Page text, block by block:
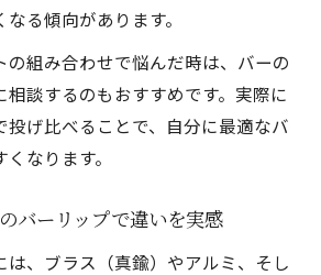
る傾向があります。
の組み合わせで悩んだ時は、バーの
相談するのもおすすめです。実際に
投げ比べることで、自分に最適なバ
なります。
バーリップで違いを実感
は、ブラス（真鍮）やアルミ、そし